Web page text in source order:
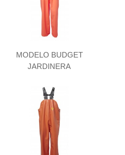
MODELO BUDGET
JARDINERA